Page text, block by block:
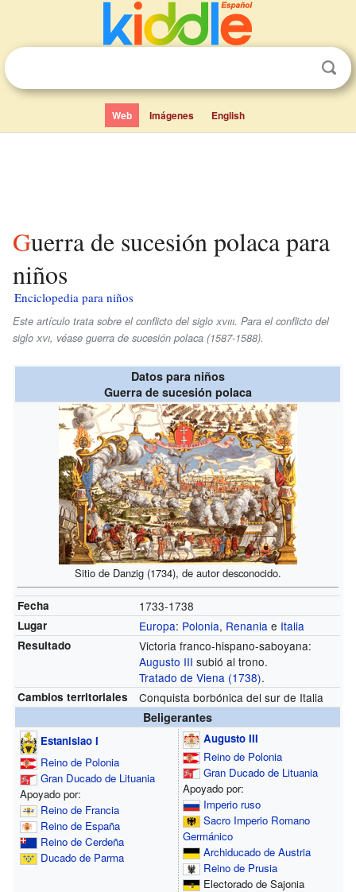
Web Imágenes English
Guerra de sucesión polaca para
niños
Enciclopedia para niños
Este artículo trata sobre el conflicto del siglo xviii. Para el conflicto del
siglo xvi, véase guerra de sucesión polaca (1587-1588).
Datos para niños
Guerra de sucesión polaca
Sitio de Danzig (1734), de autor desconocido.
Fecha 1733-1738
Lugar Europa: Polonia, Renania e Italia
Resultado
Victoria franco-hispano-saboyana:
Augusto III subió al trono.
Tratado de Viena (1738).
Cambios territoriales
Conquista borbónica del sur de Italia
Beligerantes
Estanislao I
Reino de Polonia
Gran Ducado de Lituania
Apoyado por:
Reino de Francia
Reino de España
Reino de Cerdeña
Ducado de Parma
Augusto III
Reino de Polonia
Gran Ducado de Lituania
Apoyado por:
Imperio ruso
Sacro Imperio Romano
Germánico
Archiducado de Austria
Reino de Prusia
Electorado de Sajonia